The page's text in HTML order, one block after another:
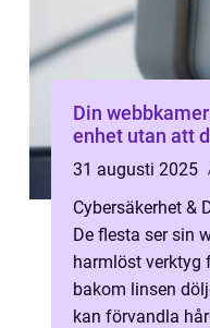
Din
enhet utan att
31 augusti 2025
Cybersäkerhet &
De flesta ser sin
harmlöst verktyg
bakom linsen
kan förvandla